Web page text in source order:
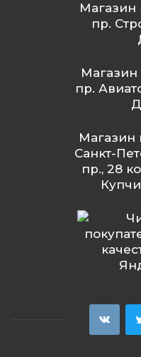
Магазин
пр.
пр.
Магазин
Санкт-
пр., 28